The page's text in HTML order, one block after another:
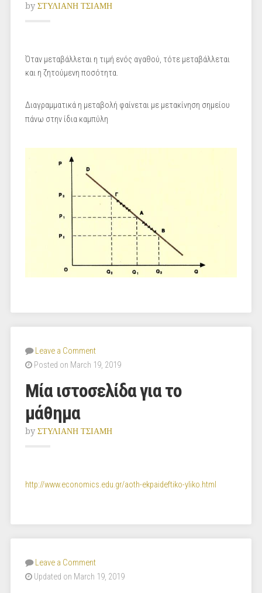
by ΣΤΥΛΙΑΝΗ ΤΣΙΑΜΗ
Όταν μεταβάλλεται η τιμή ενός αγαθού, τότε μεταβάλλεται
και η ζητούμενη ποσότητα.
Διαγραμματικά η μεταβολή φαίνεται με μετακίνηση σημείου
πάνω στην ίδια καμπύλη
Leave a Comment
Posted on March 19, 2019
Μία ιστοσελίδα για το
μάθημα
by ΣΤΥΛΙΑΝΗ ΤΣΙΑΜΗ
http://www.economics.edu.gr/aoth-ekpaideftiko-yliko.html
Leave a Comment
Updated on March 19, 2019